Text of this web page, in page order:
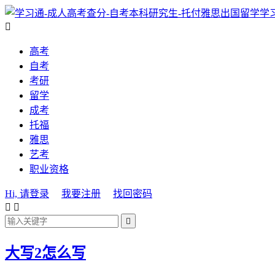
学

高考
自考
考研
留学
成考
托福
雅思
艺考
职业资格
Hi, 请登录 我要注册
找回密码
 

大写2怎么写